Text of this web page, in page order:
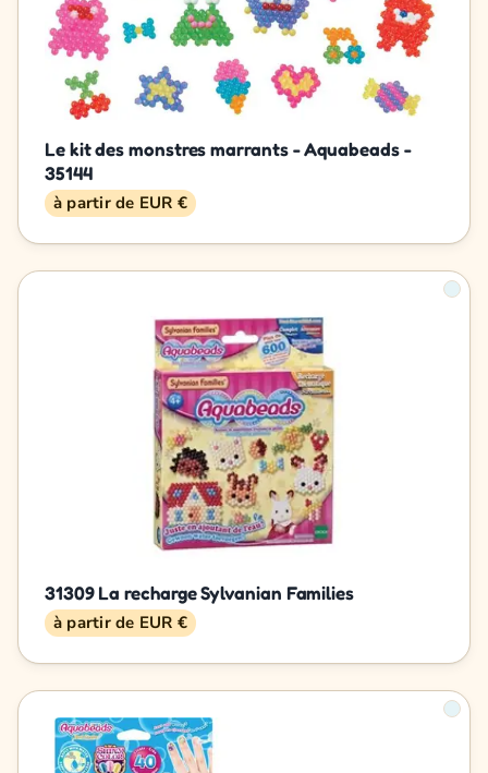
Le kit des monstres marrants - Aquabeads -
35144
à partir de EUR €
31309 La recharge Sylvanian Families
à partir de EUR €